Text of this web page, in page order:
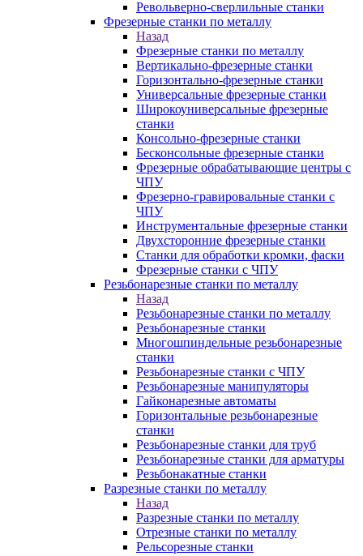
Револьверно-сверлильные станки
Фрезерные станки по металлу
Назад
Фрезерные станки по металлу
Вертикально-фрезерные станки
Горизонтально-фрезерные станки
Универсальные фрезерные станки
Широкоуниверсальные фрезерные
станки
Консольно-фрезерные станки
Бесконсольные фрезерные станки
Фрезерные обрабатывающие центры с
ЧПУ
Фрезерно-гравировальные станки с
ЧПУ
Инструментальные фрезерные станки
Двухсторонние фрезерные станки
Станки для обработки кромки, фаски
Фрезерные станки с ЧПУ
Резьбонарезные станки по металлу
Назад
Резьбонарезные станки по металлу
Резьбонарезные станки
Многошпиндельные резьбонарезные
станки
Резьбонарезные станки с ЧПУ
Резьбонарезные манипуляторы
Гайконарезные автоматы
Горизонтальные резьбонарезные
станки
Резьбонарезные станки для труб
Резьбонарезные станки для арматуры
Резьбонакатные станки
Разрезные станки по металлу
Назад
Разрезные станки по металлу
Отрезные станки по металлу
Рельсорезные станки